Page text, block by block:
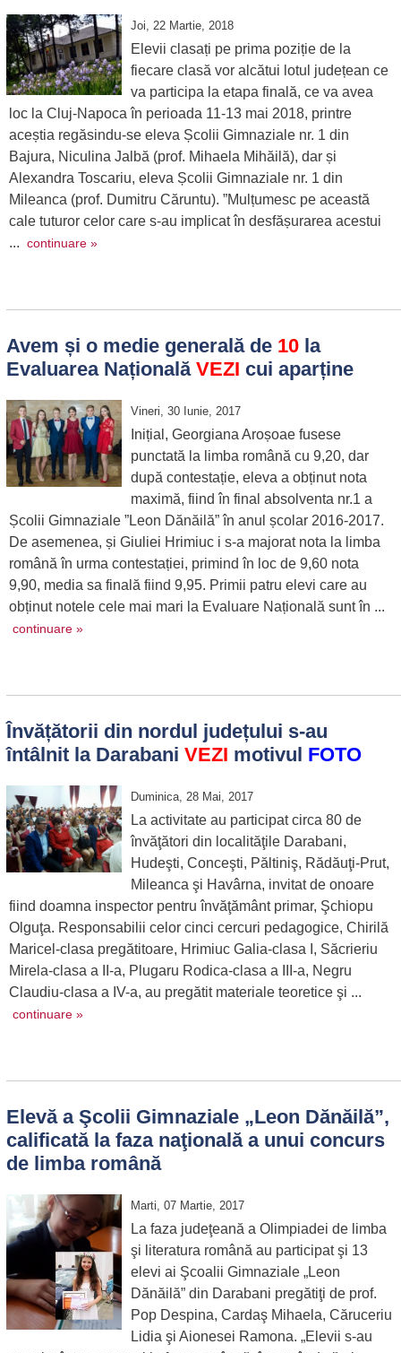
Joi, 22 Martie, 2018
Elevii clasați pe prima poziție de la
fiecare clasă vor alcătui lotul județean ce
va participa la etapa finală, ce va avea
loc la Cluj-Napoca în perioada 11-13 mai 2018, printre
aceștia regăsindu-se eleva Școlii Gimnaziale nr. 1 din
Bajura, Niculina Jalbă (prof. Mihaela Mihăilă), dar și
Alexandra Toscariu, eleva Școlii Gimnaziale nr. 1 din
Mileanca (prof. Dumitru Căruntu). ”Mulțumesc pe această
cale tuturor celor care s-au implicat în desfășurarea acestui
... continuare »
Avem și o medie generală de 10la
Evaluarea Națională VEZI cui aparține
Vineri, 30 Iunie, 2017
Inițial, Georgiana Aroșoae fusese
punctată la limba română cu 9,20, dar
după contestație, eleva a obținut nota
maximă, fiind în final absolventa nr.1 a
Școlii Gimnaziale ”Leon Dănăilă” în anul școlar 2016-2017.
De asemenea, și Giuliei Hrimiuc i s-a majorat nota la limba
română în urma contestației, primind în loc de 9,60 nota
9,90, media sa finală fiind 9,95. Primii patru elevi care au
obținut notele cele mai mari la Evaluare Națională sunt în ...
continuare »
Învățătorii din nordul județului s-au
întâlnit la Darabani VEZI motivul FOTO
Duminica, 28 Mai, 2017
La activitate au participat circa 80 de
învăţători din localităţile Darabani,
Hudeşti, Conceşti, Păltiniş, Rădăuţi-Prut,
Mileanca şi Havârna, invitat de onoare
fiind doamna inspector pentru învăţământ primar, Şchiopu
Olguţa. Responsabilii celor cinci cercuri pedagogice, Chirilă
Maricel-clasa pregătitoare, Hrimiuc Galia-clasa I, Săcrieriu
Mirela-clasa a II-a, Plugaru Rodica-clasa a III-a, Negru
Claudiu-clasa a IV-a, au pregătit materiale teoretice şi ...
continuare »
Elevă a Şcolii Gimnaziale „Leon Dănăilă”,
calificată la faza naţională a unui concurs
de limba română
Marti, 07 Martie, 2017
La faza judeţeană a Olimpiadei de limba
şi literatura română au participat şi 13
elevi ai Şcoalii Gimnaziale „Leon
Dănăilă” din Darabani pregătiţi de prof.
Pop Despina, Cardaş Mihaela, Căruceriu
Lidia şi Aionesei Ramona. „Elevii s-au